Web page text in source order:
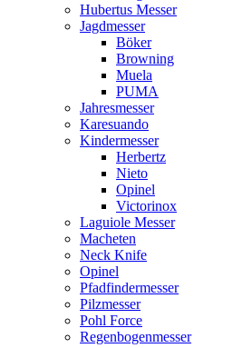
Hubertus Messer
Jagdmesser
Böker
Browning
Muela
PUMA
Jahresmesser
Karesuando
Kindermesser
Herbertz
Nieto
Opinel
Victorinox
Laguiole Messer
Macheten
Neck Knife
Opinel
Pfadfindermesser
Pilzmesser
Pohl Force
Regenbogenmesser